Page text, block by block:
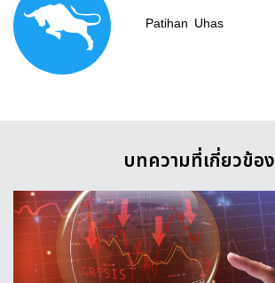
Patihan Uhas
บทความที่เกี่ยวข้อง